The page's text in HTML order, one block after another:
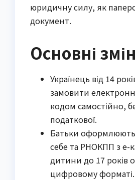
юридичну силу, як
документ.
Основні
Українець від 14
замовити
кодом самостійно,
податкової.
Батьки оформлюють
себе та РНОКПП з е-
дитини до 17 років
цифровому